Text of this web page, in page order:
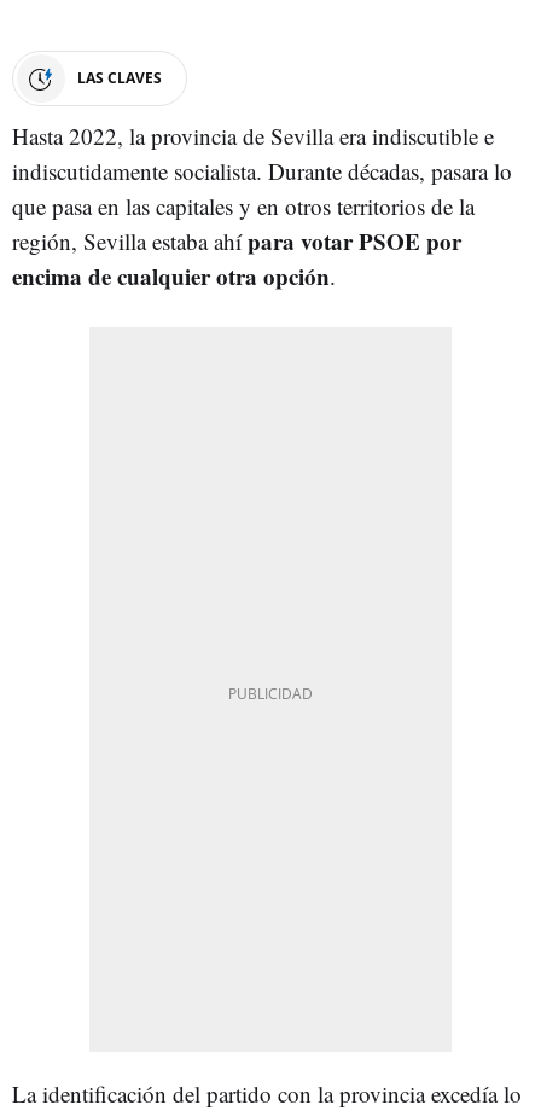
LAS CLAVES
Hasta 2022, la provincia de Sevilla era indiscutible e
indiscutidamente socialista. Durante décadas, pasara lo
que pasa en las capitales y en otros territorios de la
región, Sevilla estaba ahípara votar PSOE por
encima de cualquier otra opción.
La identificación del partido con la provincia excedía lo